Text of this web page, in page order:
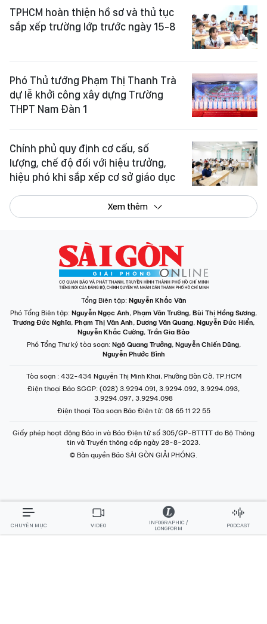
TPHCM hoàn thiện hồ sơ và thủ tục
sắp xếp trường lớp trước ngày 15-8
Phó Thủ tướng Phạm Thị Thanh Trà
dự lễ khởi công xây dựng Trường
THPT Nam Đàn 1
Chính phủ quy định cơ cấu, số
lượng, chế độ đối với hiệu trưởng,
hiệu phó khi sắp xếp cơ sở giáo dục
Xem thêm
Tổng Biên tập: Nguyễn Khắc Văn
Phó Tổng Biên tập: Nguyễn Ngọc Anh, Phạm Văn Trường, Bùi Thị Hồng Sương,
Trương Đức Nghĩa, Phạm Thị Vân Anh, Dương Văn Quang, Nguyễn Đức Hiển,
Nguyễn Khắc Cường, Trần Gia Bảo
Phó Tổng Thư ký tòa soạn: Ngô Quang Trưởng, Nguyễn Chiến Dũng,
Nguyễn Phước Bình
Tòa soạn : 432-434 Nguyễn Thị Minh Khai, Phường Bàn Cờ, TP.HCM
Điện thoại Báo SGGP: (028) 3.9294.091, 3.9294.092, 3.9294.093,
3.9294.097, 3.9294.098
Điện thoại Tòa soạn Báo Điện tử: 08 65 11 22 55
Giấy phép hoạt động Báo in và Báo Điện tử số 305/GP-BTTTT do Bộ Thông
tin và Truyền thông cấp ngày 28-8-2023.
© Bản quyền Báo SÀI GÒN GIẢI PHÓNG.
CHUYÊN MỤC VIDEO
INFOGRAPHIC /
LONGFORM
PODCAST